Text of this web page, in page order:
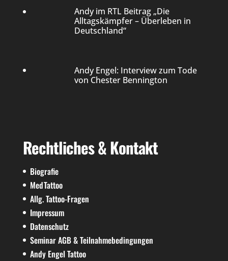
Andy im RTL Beitrag „Die
Alltagskämpfer – Überleben in
Deutschland“
Andy Engel: Interview zum Tode
von Chester Bennington
Rechtliches & Kontakt
Biografie
MedTattoo
Allg. Tattoo-Fragen
Impressum
Datenschutz
Seminar AGB & Teilnahmebedingungen
Andy Engel Tattoo